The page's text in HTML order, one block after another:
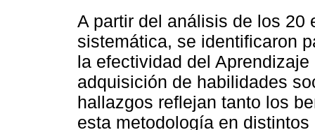
A partir del análisis de los
sistemática, se identificaron
la efectividad del
adquisición de habilidades
hallazgos reflejan tanto los
esta metodología en